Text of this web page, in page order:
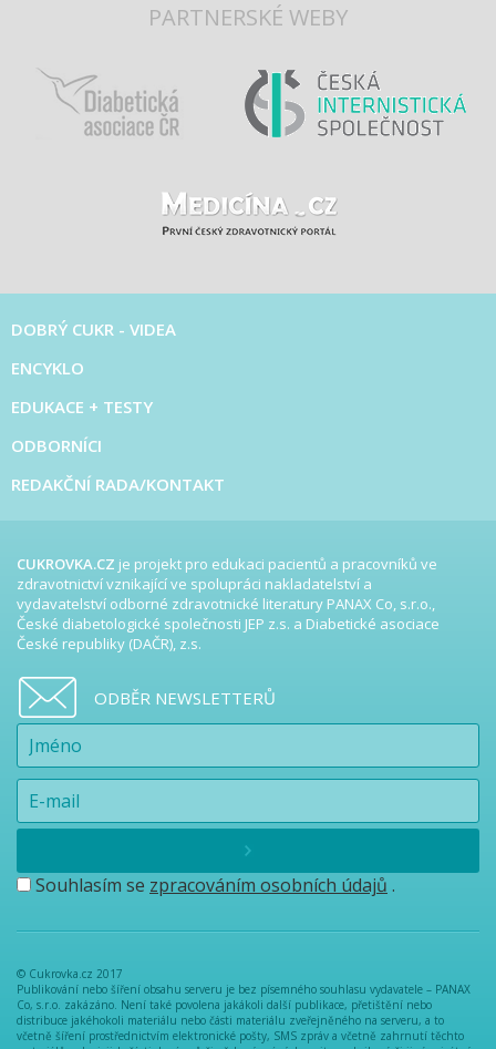
PARTNERSKÉ WEBY
DOBRÝ CUKR - VIDEA
ENCYKLO
EDUKACE + TESTY
ODBORNÍCI
REDAKČNÍ RADA/KONTAKT
CUKROVKA.CZ je projekt pro edukaci pacientů a pracovníků ve
zdravotnictví vznikající ve spolupráci nakladatelství a
vydavatelství odborné zdravotnické literatury PANAX Co, s.r.o.,
České diabetologické společnosti JEP z.s. a Diabetické asociace
České republiky (DAČR), z.s.
ODBĚR NEWSLETTERŮ
Souhlasím se zpracováním osobních údajů .
© Cukrovka.cz 2017
Publikování nebo šíření obsahu serveru je bez písemného souhlasu vydavatele – PANAX
Co, s.r.o. zakázáno. Není také povolena jakákoli další publikace, přetištění nebo
distribuce jakéhokoli materiálu nebo části materiálu zveřejněného na serveru, a to
včetně šíření prostřednictvím elektronické pošty, SMS zpráv a včetně zahrnutí těchto